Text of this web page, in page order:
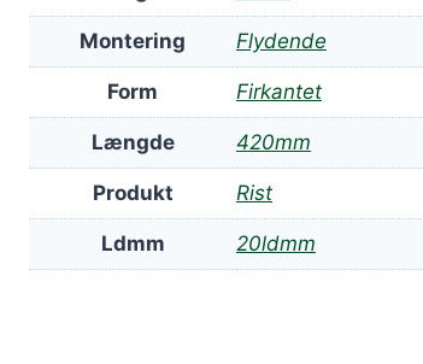
Montering Flydende
Form Firkantet
Længde 420mm
Produkt Rist
Ldmm 20ldmm